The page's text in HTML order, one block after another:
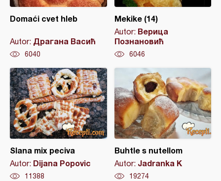
Domaći cvet hleb
Autor: Драгана Васић
6040
Mekike (14)
Autor: Верица
Познановић
6046
Slana mix peciva
Autor: Dijana Popovic
11388
Buhtle s nutellom
Autor: Jadranka K
19274